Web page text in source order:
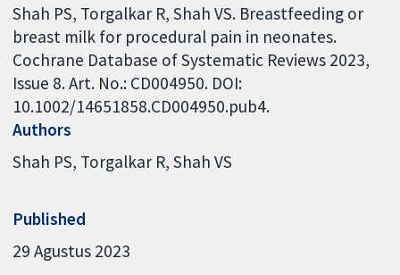
Shah PS, Torgalkar R, Shah VS. Breastfeeding or
breast milk for procedural pain in neonates.
Cochrane Database of Systematic Reviews 2023,
Issue 8. Art. No.: CD004950. DOI:
10.1002/14651858.CD004950.pub4.
Authors
Shah PS Torgalkar R Shah VS
Published
29 Agustus 2023